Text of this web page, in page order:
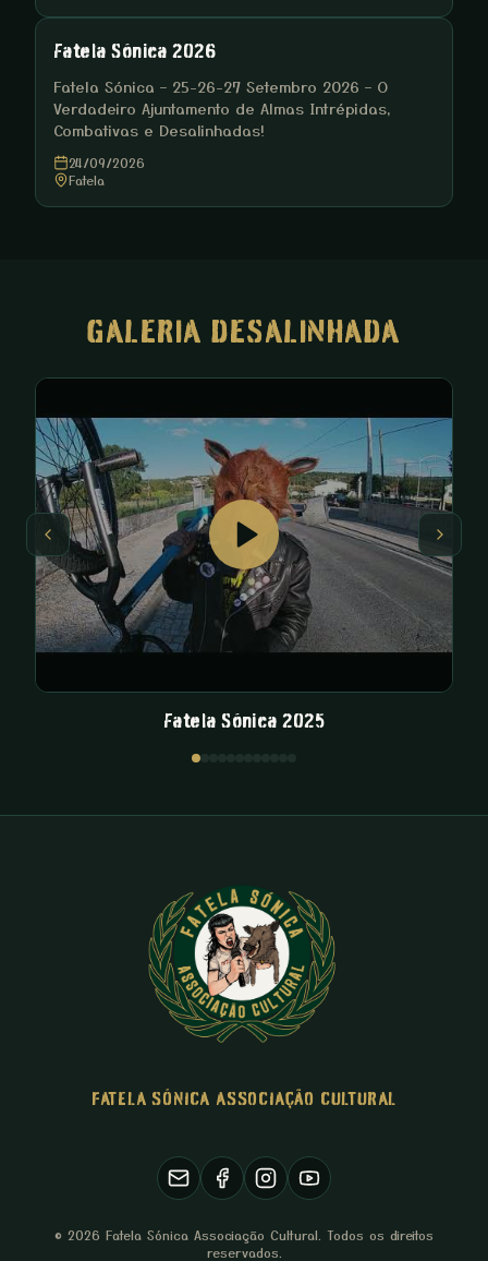
Fatela Sónica 2026
Fatela Sónica – 25-26-27 Setembro 2026 – O
Verdadeiro Ajuntamento de Almas Intrépidas,
Combativas e Desalinhadas!
24/09/2026
Fatela
GALERIA DESALINHADA
Fatela Sónica 2025
FATELA SÓNICA ASSOCIAÇÃO CULTURAL
© 2026 Fatela Sónica Associação Cultural. Todos os direitos
reservados.